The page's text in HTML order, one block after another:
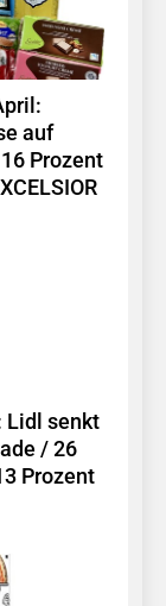
auf
Prozent
Lidl senkt
/ 26
Prozent